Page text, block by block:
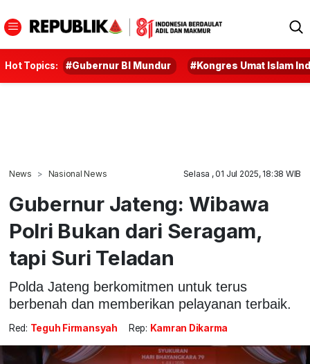
Hot Topics: #Gubernur BI Mundur #Kongres Umat Islam
News Nasional News Selasa , 01 Jul 2025, 18:38 WIB
Gubernur Jateng: Wibawa
Polri Bukan dari Seragam,
tapi Suri Teladan
Polda Jateng berkomitmen untuk terus
berbenah dan memberikan pelayanan terbaik.
Red: Teguh Firmansyah Rep: Kamran Dikarma